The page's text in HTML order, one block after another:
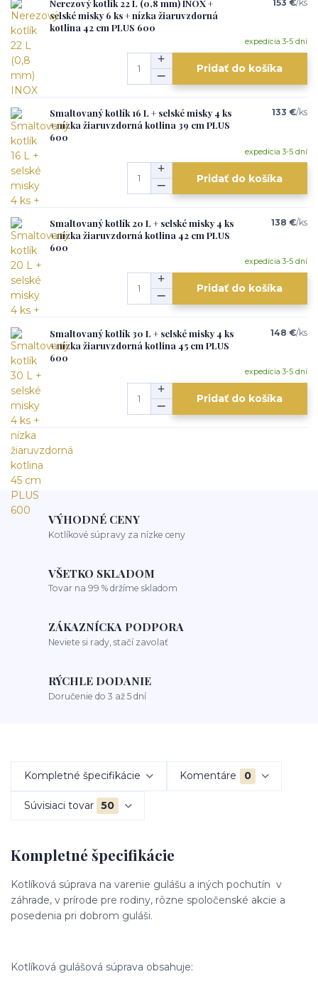
Nerezový kotlík 22 L (0,8 mm) INOX +
selské misky 6 ks + nízka žiaruvzdorná
kotlina 42 cm PLUS 600
153 €/ks
expedícia 3-5 dní
Pridať do košíka
Smaltovaný kotlík 16 L + selské misky 4 ks
+ nízka žiaruvzdorná kotlina 39 cm PLUS
600
133 €/ks
expedícia 3-5 dní
Pridať do košíka
Smaltovaný kotlík 20 L + selské misky 4 ks
+ nízka žiaruvzdorná kotlina 42 cm PLUS
600
138 €/ks
expedícia 3-5 dní
Pridať do košíka
Smaltovaný kotlík 30 L + selské misky 4 ks
+ nízka žiaruvzdorná kotlina 45 cm PLUS
600
148 €/ks
expedícia 3-5 dní
Pridať do košíka
VÝHODNÉ CENY
Kotlíkové súpravy za nízke ceny
VŠETKO SKLADOM
Tovar na 99 % držíme skladom
ZÁKAZNÍCKA PODPORA
Neviete si rady, stačí zavolať
RÝCHLE DODANIE
Doručenie do 3 až 5 dní
Kompletné špecifikácie Komentáre 0
Súvisiaci tovar 50
Kompletné špecifikácie
Kotlíková súprava na varenie gulášu a iných pochutín v
záhrade, v prírode pre rodiny, rôzne spoločenské akcie a
posedenia pri dobrom guláši.
Kotlíková gulášová súprava obsahuje: